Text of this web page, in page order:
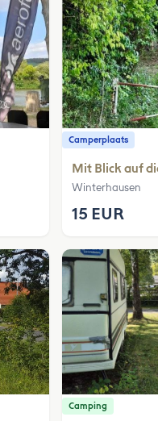
Camperplaats
Mit Blick auf
Winterhausen
15 EUR
Camping